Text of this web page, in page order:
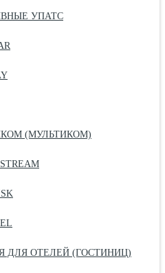
УПАТС
(МУЛЬТИКОМ)
ДЛЯ ОТЕЛЕЙ (ГОСТИНИЦ)